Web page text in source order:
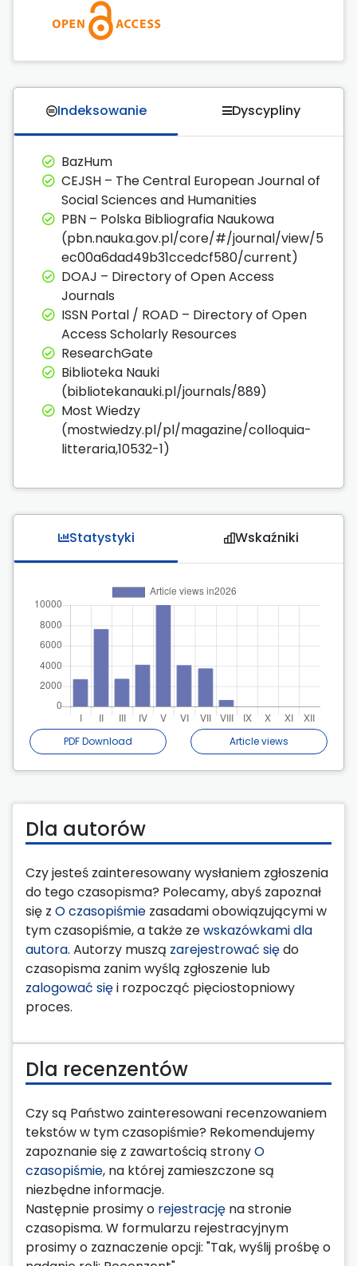
Indeksowanie Dyscypliny
BazHum
CEJSH – The Central European Journal of
Social Sciences and Humanities
PBN – Polska Bibliografia Naukowa
(pbn.nauka.gov.pl/core/#/journal/view/5
ec00a6dad49b31ccedcf580/current)
DOAJ – Directory of Open Access
Journals
ISSN Portal / ROAD – Directory of Open
Access Scholarly Resources
ResearchGate
Biblioteka Nauki
(bibliotekanauki.pl/journals/889)
Most Wiedzy
(mostwiedzy.pl/pl/magazine/colloquia-
litteraria,10532-1)
Statystyki Wskaźniki
PDF Download Article views
Dla autorów
Czy jesteś zainteresowany wysłaniem zgłoszenia
do tego czasopisma? Polecamy, abyś zapoznał
się z O czasopiśmie zasadami obowiązującymi w
tym czasopiśmie, a także zewskazówkami dla
autora. Autorzy muszą zarejestrować siędo
czasopisma zanim wyślą zgłoszenie lub
zalogować sięi rozpocząć pięciostopniowy
proces.
Dla recenzentów
Czy są Państwo zainteresowani recenzowaniem
tekstów w tym czasopiśmie? Rekomendujemy
zapoznanie się z zawartością stronyO
czasopiśmie, na której zamieszczone są
niezbędne informacje.
Następnie prosimy o rejestrację na stronie
czasopisma. W formularzu rejestracyjnym
prosimy o zaznaczenie opcji: "Tak, wyślij prośbę o